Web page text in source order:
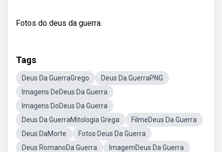
Fotos do deus da guerra.
Tags
Deus Da GuerraGrego
Deus Da GuerraPNG
Imagens DeDeus Da Guerra
Imagens DoDeus Da Guerra
Deus Da GuerraMitologia Grega
FilmeDeus Da Guerra
Deus DaMorte
Fotos Deus Da Guerra
Deus RomanoDa Guerra
ImagemDeus Da Guerra